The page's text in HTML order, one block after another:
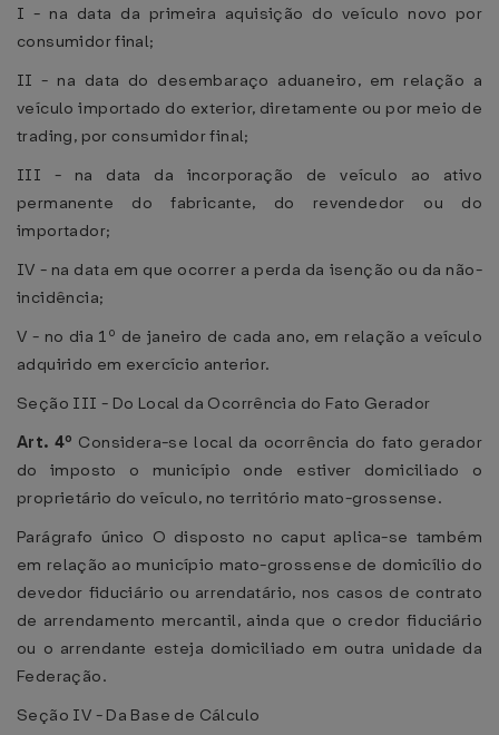
I - na data da primeira aquisição do veículo novo por
consumidor final;
II - na data do desembaraço aduaneiro, em relação a
veículo importado do exterior, diretamente ou por meio de
trading, por consumidor final;
III - na data da incorporação de veículo ao ativo
permanente do fabricante, do revendedor ou do
importador;
IV - na data em que ocorrer a perda da isenção ou da não-
incidência;
V - no dia 1º de janeiro de cada ano, em relação a veículo
adquirido em exercício anterior.
Seção III - Do Local da Ocorrência do Fato Gerador
Art. 4º Considera-se local da ocorrência do fato gerador
do imposto o município onde estiver domiciliado o
proprietário do veículo, no território mato-grossense.
Parágrafo único O disposto no caput aplica-se também
em relação ao município mato-grossense de domicílio do
devedor fiduciário ou arrendatário, nos casos de contrato
de arrendamento mercantil, ainda que o credor fiduciário
ou o arrendante esteja domiciliado em outra unidade da
Federação.
Seção IV - Da Base de Cálculo